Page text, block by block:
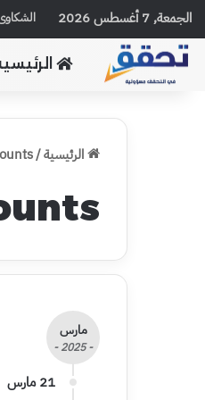
الجمعة, 7 أغسطس 2026
الرئيسية/
مارس
- 2025 -
21 مارس